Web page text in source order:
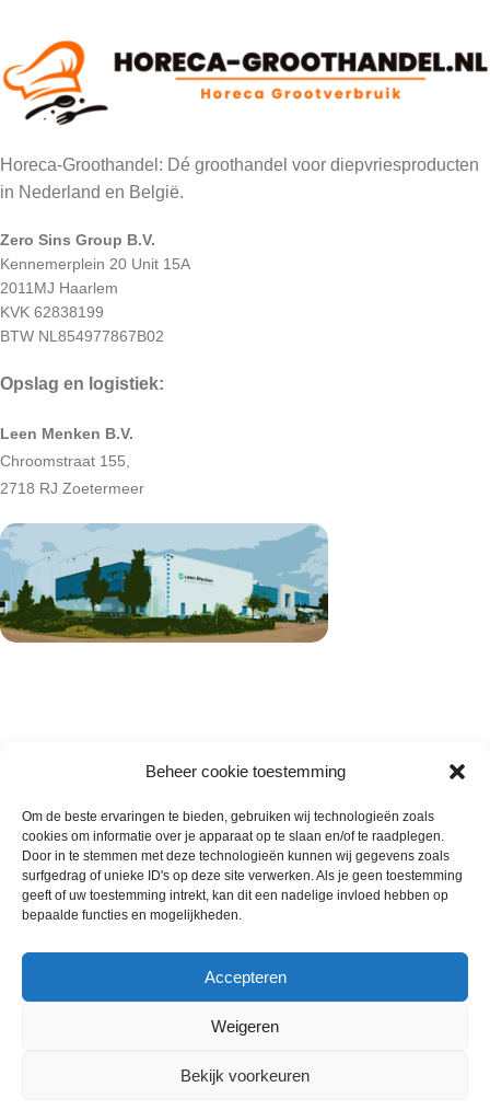
Beheer cookie toestemming
Om de beste ervaringen te bieden, gebruiken wij technologieën zoals
cookies om informatie over je apparaat op te slaan en/of te raadplegen.
Door in te stemmen met deze technologieën kunnen wij gegevens zoals
surfgedrag of unieke ID's op deze site verwerken. Als je geen toestemming
geeft of uw toestemming intrekt, kan dit een nadelige invloed hebben op
bepaalde functies en mogelijkheden.
Accepteren
Weigeren
Bekijk voorkeuren
Horeca-Groothandel: Dé groothandel voor diepvriesproducten
in Nederland en België.
Zero Sins Group B.V.
Kennemerplein 20 Unit 15A
2011MJ Haarlem
KVK 62838199
BTW NL854977867B02
Opslag en logistiek:
Leen Menken B.V.
Chroomstraat 155,
2718 RJ Zoetermeer
Wie zijn wij
Contact met onze inkoop
Klantenservice
Annuleer & Retourbeleid
Horeca-Groothandel
Wij gebruiken cookies om uw ervaring op onze